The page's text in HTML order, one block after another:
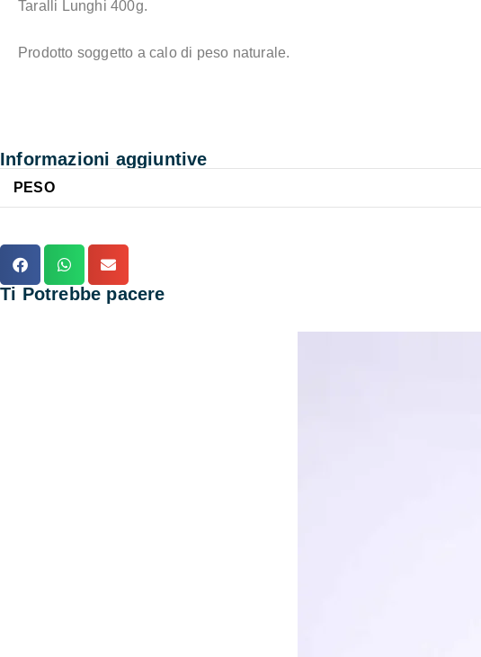
Taralli Lunghi 400g.
Prodotto soggetto a calo di peso naturale.
Informazioni aggiuntive
PESO
Ti Potrebbe pacere